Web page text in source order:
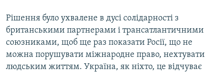
Рішення було ухвалене в дусі солідарності з
британськими партнерами і трансатлантичними
союзниками, щоб ще раз показати Росії, що не
можна порушувати міжнародне право, нехтувати
людським життям. Україна, як ніхто, це відчуває